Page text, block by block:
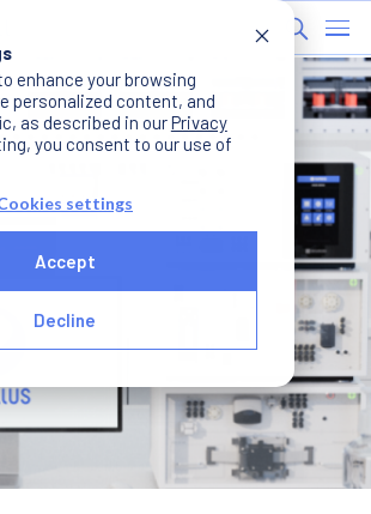
enhance your browsing
personalized content, and
as described in ourPrivacy
you consent to our use of
settings
Accept
Decline